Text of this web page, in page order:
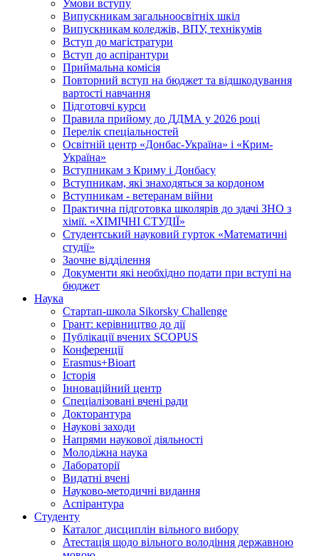
Умови вступу
Випускникам загальноосвітніх шкіл
Випускникам коледжів, ВПУ, технікумів
Вступ до магістратури
Вступ до аспірантури
Приймальна комісія
Повторний вступ на бюджет та відшкодування
вартості навчання
Підготовчі курси
Правила прийому до ДДМА у 2026 році
Перелік спеціальностей
Освітній центр «Донбас-Україна» і «Крим-
Україна»
Вступникам з Криму і Донбасу
Вступникам, які знаходяться за кордоном
Вступникам - ветеранам війни
Практична підготовка школярів до здачі ЗНО з
хімії. «ХІМІЧНІ СТУДІЇ»
Студентський науковий гурток «Математичні
студії»
Заочне відділення
Документи які необхідно подати при вступі на
бюджет
Наука
Стартап-школа Sikorsky Challenge
Грант: керівництво до дії
Публікації вчених SCOPUS
Конференції
Erasmus+Bioart
Історія
Інноваційний центр
Спеціалізовані вчені ради
Докторантура
Наукові заходи
Напрями наукової діяльності
Молодіжна наука
Лабораторії
Видатні вчені
Науково-методичні видання
Аспірантура
Студенту
Каталог дисциплін вільного вибору
Атестація щодо вільного володіння державною